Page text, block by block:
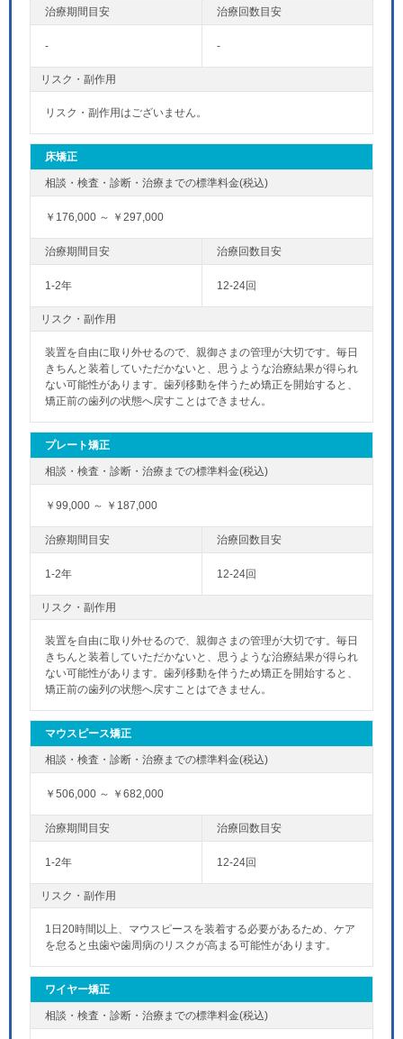
- -
リスク・副作用
リスク・副作用はございません。
床矯正
￥176,000 ～ ￥297,000
1-2年 12-24回
リスク・副作用
装置を自由に取り外せるので、親御さまの管理が大切です。毎日
きちんと装着していただかないと、思うような治療結果が得られ
ない可能性があります。歯列移動を伴うため矯正を開始すると、
矯正前の歯列の状態へ戻すことはできません。
プレート矯正
￥99,000 ～ ￥187,000
1-2年 12-24回
リスク・副作用
装置を自由に取り外せるので、親御さまの管理が大切です。毎日
きちんと装着していただかないと、思うような治療結果が得られ
ない可能性があります。歯列移動を伴うため矯正を開始すると、
矯正前の歯列の状態へ戻すことはできません。
マウスピース矯正
￥506,000 ～ ￥682,000
1-2年 12-24回
リスク・副作用
1日20時間以上、マウスピースを装着する必要があるため、ケア
を怠ると虫歯や歯周病のリスクが高まる可能性があります。
ワイヤー矯正